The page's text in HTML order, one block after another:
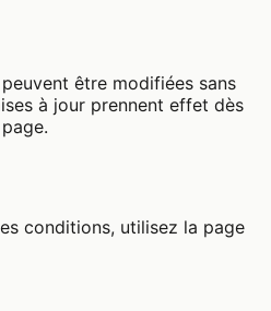
être modifiées sans
à jour prennent effet dès
conditions, utilisez la page